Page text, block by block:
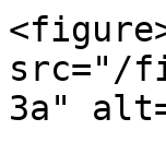
src="/
3a"